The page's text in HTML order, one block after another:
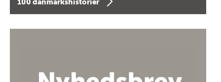
100 danmarkshistorier